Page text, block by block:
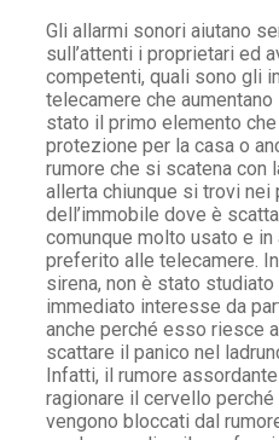
Gli allarmi sonori aiutano
sull’attenti i proprietari ed
competenti, quali sono gli
telecamere che aumentano
stato il primo elemento
protezione per la casa o
rumore che si scatena con
allerta chiunque si trovi
dell’immobile dove è
comunque molto usato e
preferito alle telecamere.
sirena, non è stato
immediato interesse da
anche perché esso riesce
scattare il panico nel
Infatti, il rumore
ragionare il cervello
vengono bloccati dal